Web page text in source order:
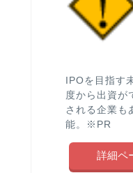
IPOを目指す
度から出資が
される企業も
能。※PR
詳細ペ